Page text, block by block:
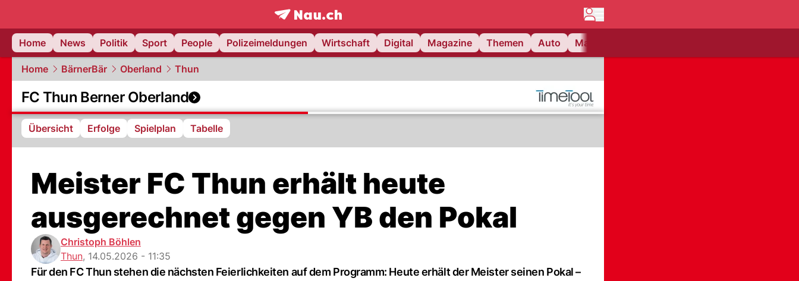
frontpage.NAU.ch
Home
News Politik Sport People Polizeimeldungen Wirtschaft Digital Magazine Themen Auto Matchcenter
Home BärnerBär Oberland Thun
FC Thun Berner Oberland
Übersicht Erfolge Spielplan Tabelle
Meister FC Thun erhält heute
ausgerechnet gegen YB den Pokal
Christoph Böhlen
Thun, 14.05.2026 - 11:35
Für den FC Thun stehen die nächsten Feierlichkeiten auf dem Programm: Heute erhält der Meister seinen Pokal –